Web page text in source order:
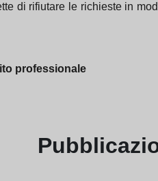
di rifiutare le richieste in
professionale